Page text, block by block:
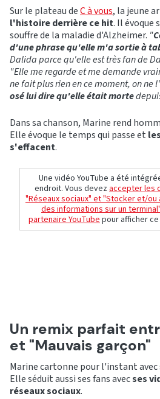
Sur le plateau deC à vous, la jeune
l'histoire derrière ce hit. Il évoque
souffre de la maladie d'Alzheimer. "
d'une phrase qu'elle m'a sortie à
Dalida parce qu'elle est très fan de
"Elle me regarde et me demande
ne fait plus rien en ce moment, on ne
osé lui dire qu'elle était morte
Dans sa chanson, Marine rend
Elle évoque le temps qui passe et
s'effacent.
Une vidéo YouTube a été
endroit. Vous devezaccepter les
"Réseaux sociaux" et "Stocker et/ou
des informations sur un
partenaire YouTubepour afficher
Un remix parfait
et "Mauvais garçon"
Marine cartonne pour l'instant
Elle séduit aussi ses fans avecses
réseaux sociaux.